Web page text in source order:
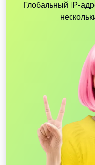
Глобальный IP-